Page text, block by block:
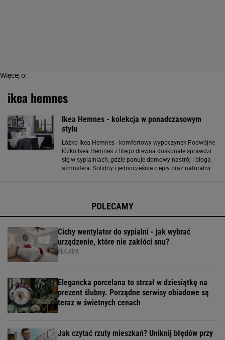
Więcej o:
ikea hemnes
Ikea Hemnes - kolekcja w ponadczasowym
stylu
Łóżko Ikea Hemnes - komfortowy wypoczynek Podwójne
łóżko Ikea Hemnes z litego drewna doskonale sprawdzi
się w sypialniach, gdzie panuje domowy nastrój i błoga
atmosfera. Solidny i jednocześnie ciepły oraz naturalny
POLECAMY
Cichy wentylator do sypialni - jak wybrać
urządzenie, które nie zakłóci snu?
REKLAMA
Elegancka porcelana to strzał w dziesiątkę na
prezent ślubny. Porządne serwisy obiadowe są
teraz w świetnych cenach
Jak czytać rzuty mieszkań? Uniknij błędów przy